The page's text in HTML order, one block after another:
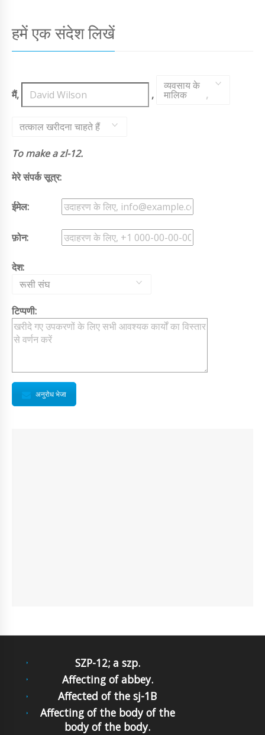
हमें एक संदेश लिखें
मैं, ,
व्यवसाय के
मालिक ,
तत्काल खरीदना चाहते हैं
To make a zl-12.
मेरे संपर्क सूत्र:
ईमेल:
फ़ोन:
देश:
रूसी संघ
टिप्पणी:
अनुरोध भेजा
SZP-12; a szp.
Affecting of abbey.
Affected of the sj-1B
Affecting of the body of the
body of the body.